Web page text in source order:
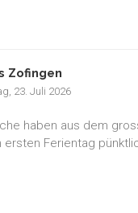
Zofingen
23. Juli 2026
haben aus dem
ersten Ferientag